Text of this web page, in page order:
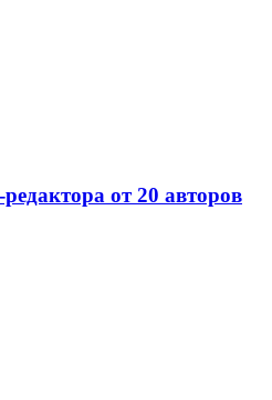
от 20 авторов